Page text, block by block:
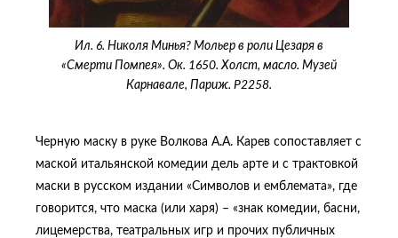
Ил. 6. Николя Минья? Мольер в роли Цезаря в
«Смерти Помпея». Ок. 1650. Холст, масло. Музей
Карнавале, Париж. P2258.
Черную маску в руке Волкова А.А. Карев сопоставляет с
маской итальянской комедии дель арте и с трактовкой
маски в русском издании «Символов и емблемата», где
говорится, что маска (или харя) – «знак комедии, басни,
лицемерства, театральных игр и прочих публичных